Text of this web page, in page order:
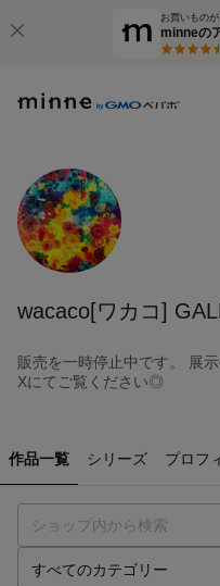
お買いもの
minneの
wacaco[ワカコ]
販売を一時停止中です。 展
Xにてご覧ください◎
作品一覧 シリーズ プロフ